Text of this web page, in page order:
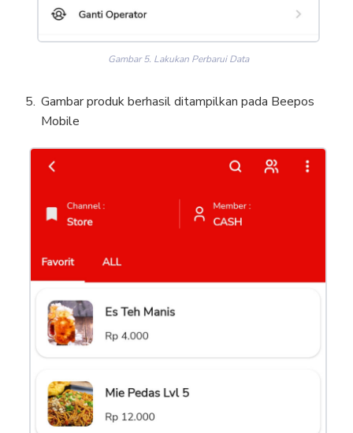
Gambar 5. Lakukan Perbarui Data
Gambar produk berhasil ditampilkan pada Beepos
Mobile